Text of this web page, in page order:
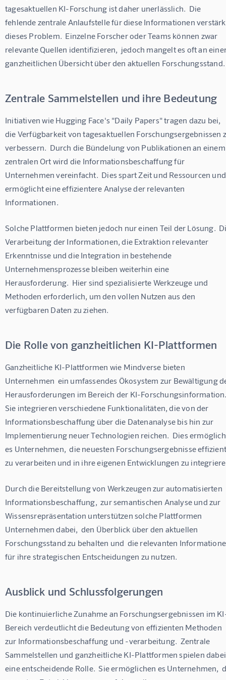
tagesaktuellen KI-Forschung ist daher unerlässlich.  Die
fehlende zentrale Anlaufstelle für diese Informationen
dieses Problem.  Einzelne Forscher oder Teams können zwar
relevante Quellen identifizieren,  jedoch mangelt es oft an
ganzheitlichen Übersicht über den aktuellen Forschungsstand.
Zentrale Sammelstellen und ihre Bedeutung
Initiativen wie Hugging Face's "Daily Papers" tragen dazu bei,
die Verfügbarkeit von tagesaktuellen Forschungsergebnissen
verbessern.  Durch die Bündelung von Publikationen an
zentralen Ort wird die Informationsbeschaffung für
Unternehmen vereinfacht.  Dies spart Zeit und Ressourcen
ermöglicht eine effizientere Analyse der relevanten
Informationen.
Solche Plattformen bieten jedoch nur einen Teil der Lösung.
Verarbeitung der Informationen, die Extraktion relevanter
Erkenntnisse und die Integration in bestehende
Unternehmensprozesse bleiben weiterhin eine
Herausforderung.  Hier sind spezialisierte Werkzeuge und
Methoden erforderlich, um den vollen Nutzen aus den
verfügbaren Daten zu ziehen.
Die Rolle von ganzheitlichen KI-Plattformen
Ganzheitliche KI-Plattformen wie Mindverse bieten
Unternehmen  ein umfassendes Ökosystem zur Bewältigung
Herausforderungen im Bereich der KI-
Sie integrieren verschiedene Funktionalitäten, die von der
Informationsbeschaffung über die Datenanalyse bis hin zur
Implementierung neuer Technologien reichen.  Dies
es Unternehmen,  die neuesten Forschungsergebnisse
zu verarbeiten und in ihre eigenen Entwicklungen zu
Durch die Bereitstellung von Werkzeugen zur automatisierten
Informationsbeschaffung,  zur semantischen Analyse und zur
Wissensrepräsentation unterstützen solche Plattformen
Unternehmen dabei,  den Überblick über den aktuellen
Forschungsstand zu behalten und  die relevanten
für ihre strategischen Entscheidungen zu nutzen.
Ausblick und Schlussfolgerungen
Die kontinuierliche Zunahme an Forschungsergebnissen im
Bereich verdeutlicht die Bedeutung von effizienten Methoden
zur Informationsbeschaffung und -verarbeitung.  Zentrale
Sammelstellen und ganzheitliche KI-Plattformen spielen
eine entscheidende Rolle.  Sie ermöglichen es Unternehmen,